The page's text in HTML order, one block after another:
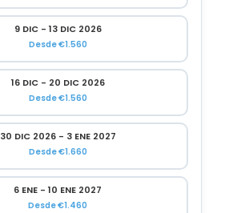
9 DIC - 13 DIC 2026
Desde €1.560
16 DIC - 20 DIC 2026
Desde €1.560
30 DIC 2026 - 3 ENE 2027
Desde €1.660
6 ENE - 10 ENE 2027
Desde €1.460